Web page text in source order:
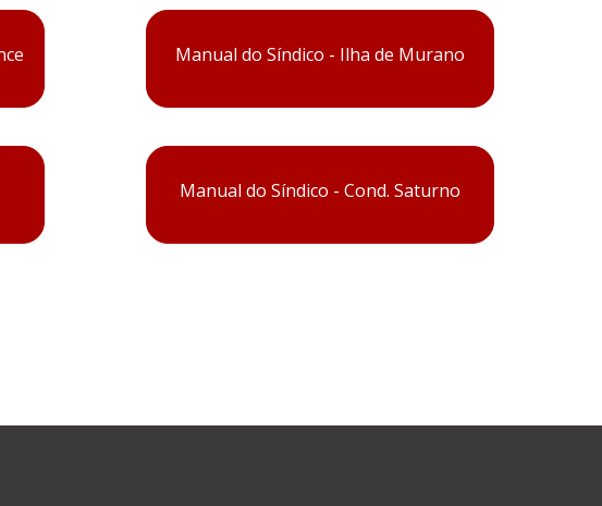
Manual do Síndico - Ilha de Murano
Manual do Síndico - Cond. Saturno